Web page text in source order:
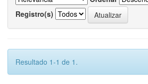
Registro(s)
Resultado 1-1 de 1.